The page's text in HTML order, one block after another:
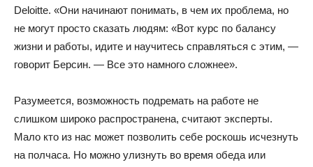
Deloitte. «Они начинают понимать, в чем их проблема, но
не могут просто сказать людям: «Вот курс по балансу
жизни и работы, идите и научитесь справляться с этим, —
говорит Берсин. — Все это намного сложнее».
Разумеется, возможность подремать на работе не
слишком широко распространена, считают эксперты.
Мало кто из нас может позволить себе роскошь исчезнуть
на полчаса. Но можно улизнуть во время обеда или